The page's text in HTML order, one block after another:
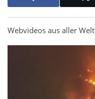
Webvideos aus aller Welt